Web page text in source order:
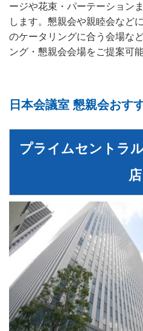
ージや花束・パーテーション
します。懇親会や親睦会など
のケータリングに合う会場な
ング・懇親会会場をご提案可能
日本会議室 懇親会おす
プライムセントラ
店